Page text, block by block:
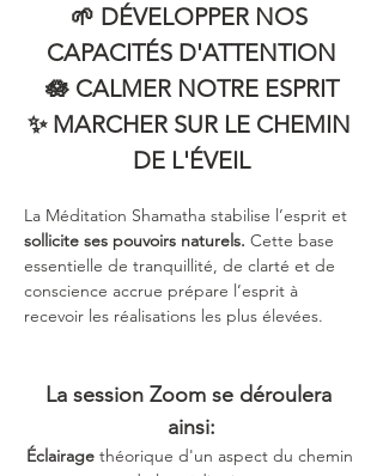
🌱 DÉVELOPPER NOS
CAPACITÉS D'ATTENTION
🪷 CALMER NOTRE ESPRIT
✨ MARCHER SUR LE CHEMIN
DE L'ÉVEIL
La Méditation Shamatha stabilise l’esprit et
sollicite ses pouvoirs naturels. Cette base
essentielle de tranquillité, de clarté et de
conscience accrue prépare l’esprit à
recevoir les réalisations les plus élevées.
La session Zoom se déroulera
ainsi:
Éclairage théorique d'un aspect du chemin